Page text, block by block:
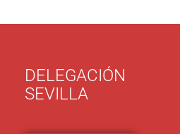
DELEGACIÓN
SEVILLA